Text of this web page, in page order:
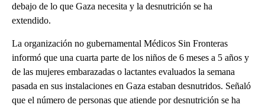
debajo de lo que Gaza necesita y la desnutrición se ha
extendido.
La organización no gubernamental Médicos Sin Fronteras
informó que una cuarta parte de los niños de 6 meses a 5 años y
de las mujeres embarazadas o lactantes evaluados la semana
pasada en sus instalaciones en Gaza estaban desnutridos. Señaló
que el número de personas que atiende por desnutrición se ha